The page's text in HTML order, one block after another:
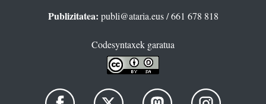
Publizitatea: publi@ataria.eus/ 661 678 818
Codesyntaxek garatua